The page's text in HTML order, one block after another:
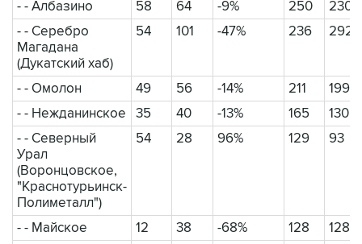
- - Албазино 58 64 -9% 250
230
- - Серебро
Магадана
(Дукатский хаб)
54 101 -47% 236 292
- - Омолон 49 56 -14% 211
199
- - Нежданинское
35 40 -13% 165
130
- - Северный
Урал
(Воронцовское,
"Краснотурьинск-
Полиметалл")
54 28 96% 129 93
- - Майское 12 38 -68% 128
128